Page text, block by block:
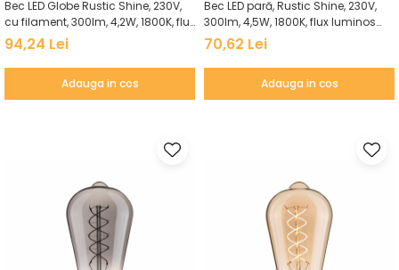
Bec LED Globe Rustic Shine, 230V,
cu filament, 300lm, 4,2W, 1800K, flux
luminos variabil în 3 pași, auriu
94,24 Lei
Adauga in cos
Bec LED pară, Rustic Shine, 230V,
300lm, 4,5W, 1800K, flux luminos
variabil în 3 pași, auriu
70,62 Lei
Adauga in cos